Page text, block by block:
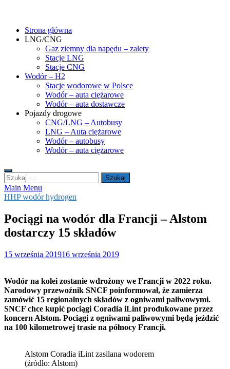
content
(wodór). Opisy pojazdów, tankowanie gazu ziemnego i wodoru,
rynek paliw gazowych, analizy.
Strona główna
LNG/CNG
Gaz ziemny dla napędu – zalety
Stacje LNG
Stacje CNG
Wodór – H2
Stacje wodorowe w Polsce
Wodór – auta ciężarowe
Wodór – auta dostawcze
Pojazdy drogowe
CNG/LNG – Autobusy
LNG – Auta ciężarowe
Wodór – autobusy
Wodór – auta ciężarowe
Szukaj:
Main Menu
HHP wodór hydrogen
Pociągi na wodór dla Francji – Alstom
dostarczy 15 składów
15 września 201916 września 2019
Wodór na kolei zostanie wdrożony we Francji w 2022 roku.
Narodowy przewoźnik SNCF poinformował, że zamierza
zamówić 15 regionalnych składów z ogniwami paliwowymi.
SNCF chce kupić pociągi Coradia iLint produkowane przez
koncern Alstom. Pociągi z ogniwami paliwowymi będą jeździć
na 100 kilometrowej trasie na północy Francji.
Alstom Coradia iLint zasilana wodorem
(źródło: Alstom)